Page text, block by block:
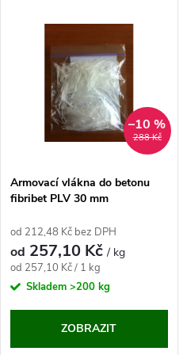
u
288 Kč
–10 %
Armovací vlákna do betonu
fibribet PLV 30 mm
od 212,48 Kč bez DPH
od 257,10 Kč/ kg
Měrná
cena:
od 257,10 Kč / 1 kg
Skladem >200 kg
ZOBRAZIT